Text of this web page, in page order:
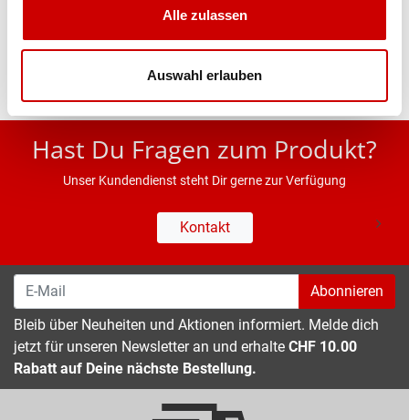
Alle zulassen
Auswahl erlauben
* UVP des Herstellers; Alle Preisangaben inkl. MwSt.
Hast Du Fragen zum Produkt?
Unser Kundendienst steht Dir gerne zur Verfügung
Kontakt
Abonnieren
Bleib über Neuheiten und Aktionen informiert. Melde dich
jetzt für unseren Newsletter an und erhalte CHF 10.00
Rabatt auf Deine nächste Bestellung.